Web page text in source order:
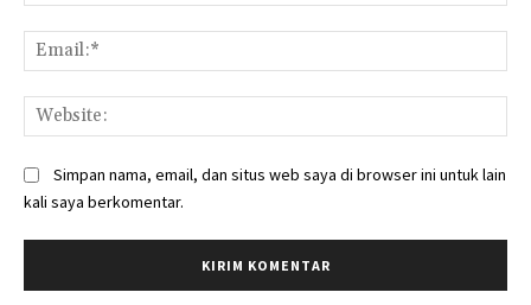
Simpan nama, email, dan situs web saya di browser ini untuk lain
kali saya berkomentar.